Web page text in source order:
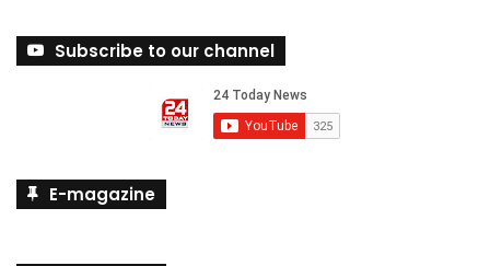
Subscribe to our channel
E-magazine